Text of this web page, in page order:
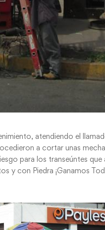
atendiendo el
a cortar unas
para los transeúntes
y con Piedra ¡Ganamos